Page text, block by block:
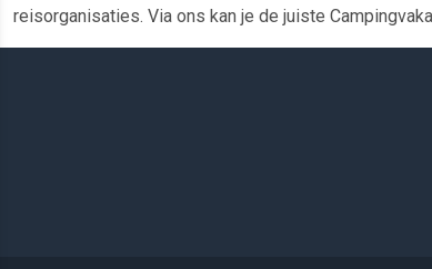
reisorganisaties. Via ons kan je de juiste